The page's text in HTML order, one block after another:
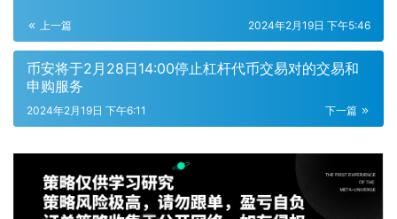
上一篇 2024年2月19日 下午5:46
币安将于2月28日14:00停止杠杆代币交易对的交易和
申购服务
下一篇
2024年2月19日 下午6:11